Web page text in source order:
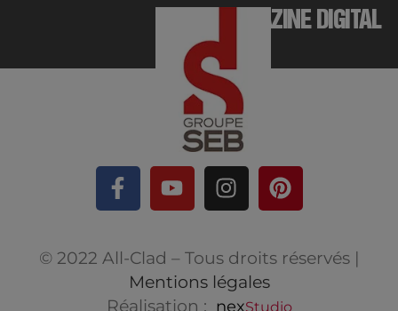
MAGAZINE DIGITAL
© 2022 All-Clad – Tous droits réservés |
Mentions légales
Réalisation : nexStudio